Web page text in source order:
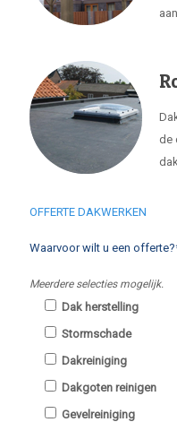
de
OFFERTE DAKWERKEN
Waarvoor wilt u een
Meerdere selecties mogelijk.
Dak herstelling
Stormschade
Dakreiniging
Dakgoten reinigen
Gevelreiniging